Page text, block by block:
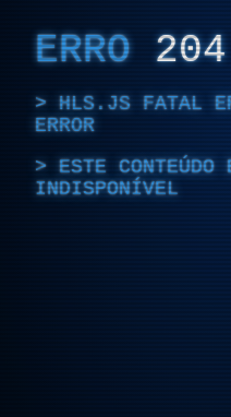
ERRO 204
HLS.JS FATAL
ERROR
ESTE CONTEÚDO
INDISPONÍVEL